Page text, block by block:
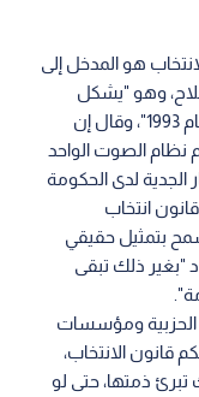
هو المدخل إلى
وهو "يشكل
السبب الرئيس لانسداد أفق الإصلاح منذ العام 1993"، وقال إن
نظام الصوت الواحد
الجدية لدى الحكومة
انتخاب
بتمثيل حقيقي
"بغير ذلك تبقى
الحزبية ومؤسسات
قانون الانتخاب،
تبرئ ذمتها، حتى لو